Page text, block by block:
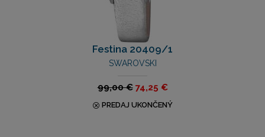
Festina 20409/1
SWAROVSKI
99,00 € 74,25 €
PREDAJ UKONČENÝ